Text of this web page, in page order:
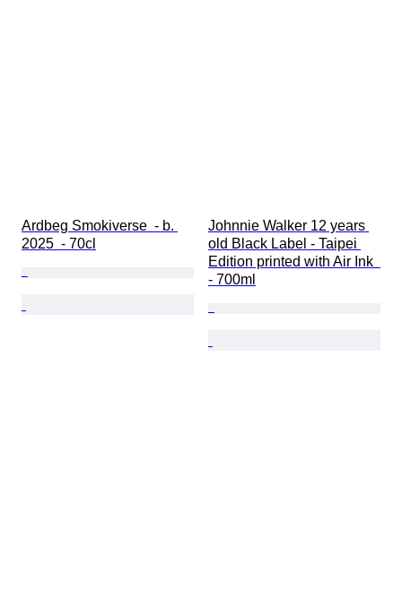
Ardbeg Smokiverse  - b.
2025  - 70cl
Johnnie Walker 12 years
old Black Label - Taipei
Edition printed with Air Ink
- 700ml